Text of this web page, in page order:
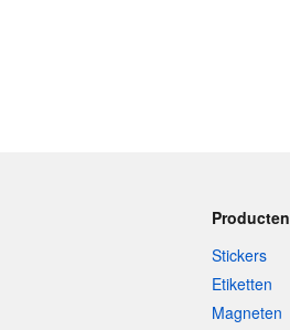
Producten
Stickers
Etiketten
Magneten